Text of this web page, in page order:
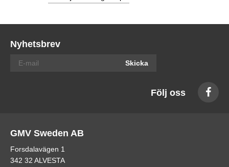
Nyhetsbrev
Skicka
Följ oss
GMV Sweden AB
Forsdalavägen 1
342 32 ALVESTA